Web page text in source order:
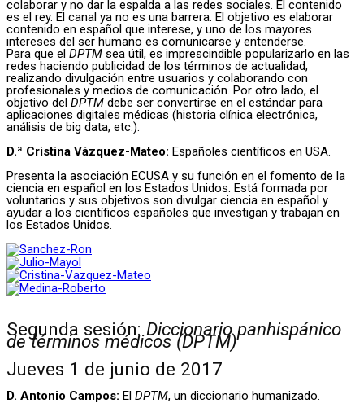
colaborar y no dar la espalda a las redes sociales. El contenido
es el rey. El canal ya no es una barrera. El objetivo es elaborar
contenido en español que interese, y uno de los mayores
intereses del ser humano es comunicarse y entenderse.
Para que el DPTM sea útil, es imprescindible popularizarlo en las
redes haciendo publicidad de los términos de actualidad,
realizando divulgación entre usuarios y colaborando con
profesionales y medios de comunicación. Por otro lado, el
objetivo del DPTM debe ser convertirse en el estándar para
aplicaciones digitales médicas (historia clínica electrónica,
análisis de big data, etc.).
D.ª Cristina Vázquez-Mateo: Españoles científicos en USA.
Presenta la asociación ECUSA y su función en el fomento de la
ciencia en español en los Estados Unidos. Está formada por
voluntarios y sus objetivos son divulgar ciencia en español y
ayudar a los científicos españoles que investigan y trabajan en
los Estados Unidos.
Segunda sesión: Diccionario panhispánico
de términos médicos (DPTM)
Jueves 1 de junio de 2017
D. Antonio Campos: El DPTM, un diccionario humanizado.